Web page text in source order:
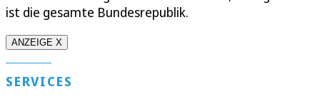
ist die gesamte Bundesrepublik.
ANZEIGE X
SERVICES